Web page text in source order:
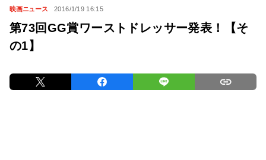
映画ニュース 2016/1/19 16:15
第73回GG賞ワーストドレッサー発表！【そ
の1】